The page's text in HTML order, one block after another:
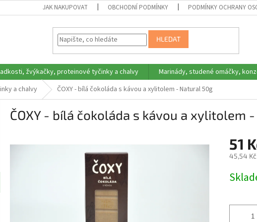
JAK NAKUPOVAT OBCHODNÍ PODMÍNKY PODMÍNKY OCHRANY
HLEDAT
žvýkačky, proteinové tyčinky a chalvy Marinády, studené omáčky,
a chalvy ČOXY - bílá čokoláda s kávou a xylitolem - Natural 50g
ČOXY - bílá čokoláda s kávou a xylitolem
51
45,54
cena: